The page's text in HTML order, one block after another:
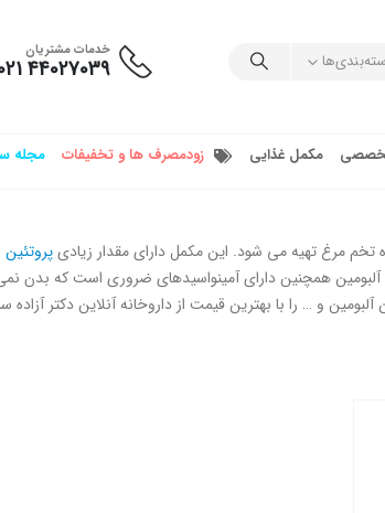
خدمات مشتریان
44027039 021
مکمل غذایی زودمصرف ها و تخفیفات مجله
تخم مرغ تهیه می شود. این مکمل دارای مقدار زیادیپروتئین
همچنین دارای آمینواسیدهای ضروری است که بدن نمی
و … را با بهترین قیمت از داروخانه آنلاین دکتر آزاده